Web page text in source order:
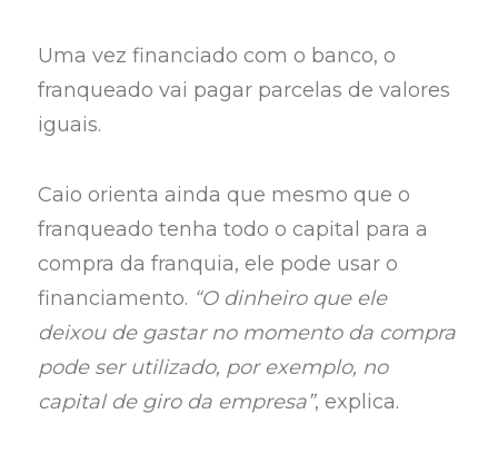
Uma vez financiado com o banco, o
franqueado vai pagar parcelas de valores
iguais.
Caio orienta ainda que mesmo que o
franqueado tenha todo o capital para a
compra da franquia, ele pode usar o
financiamento. “O dinheiro que ele
deixou de gastar no momento da compra
pode ser utilizado, por exemplo, no
capital de giro da empresa”, explica.